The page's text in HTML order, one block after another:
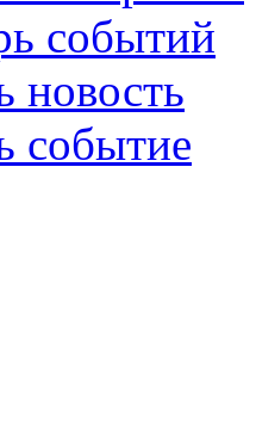
событий
новость
событие